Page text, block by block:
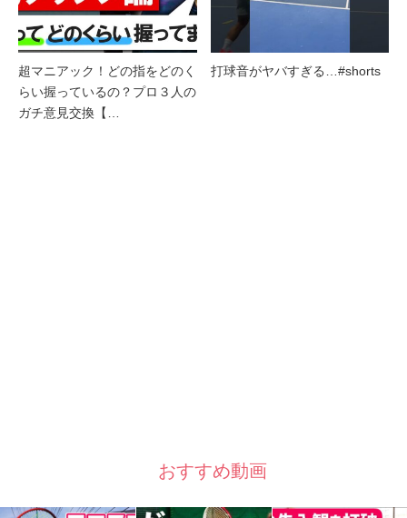
超マニアック！どの指をどのく
らい握っているの？プロ３人の
ガチ意見交換【…
打球音がヤバすぎる…#shorts
おすすめ動画